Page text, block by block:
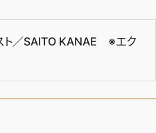
ト／SAITO KANAE ※エク